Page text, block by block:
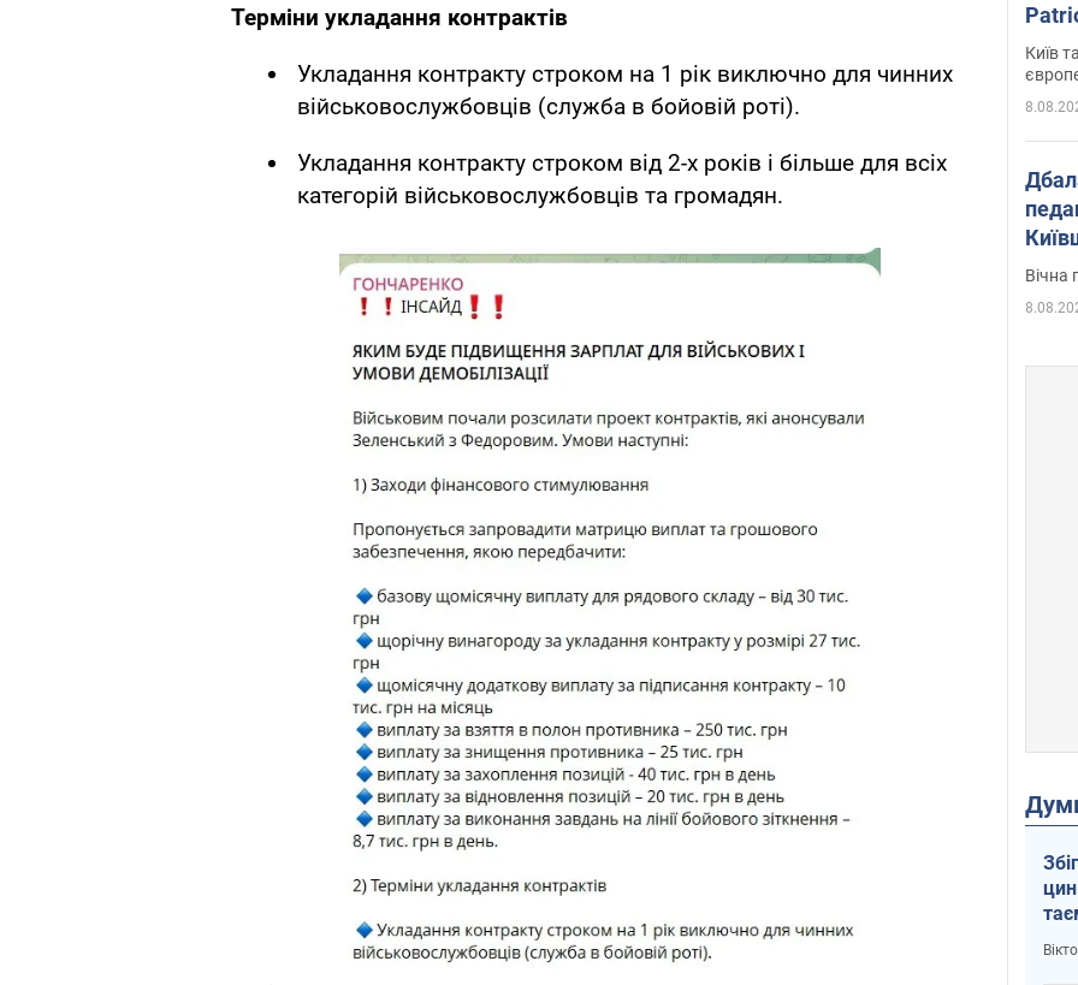
Терміни укладання контрактів
Укладання контракту строком на 1 рік виключно для чинних
військовослужбовців (служба в бойовій роті).
Укладання контракту строком від 2-х років і більше для всіх
категорій військовослужбовців та громадян.
Київ
Вічна
і